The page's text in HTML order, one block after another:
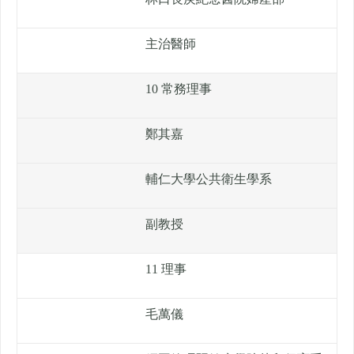
主治醫師
10 常務理事
鄭其嘉
輔仁大學公共衛生學系
副教授
11 理事
毛萬儀